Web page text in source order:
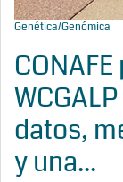
Genética/Genómica
datos,
y una...